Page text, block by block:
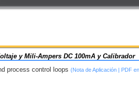
y Mili-Ampers DC 100mA y Calibrador
process control loops (Nota de Aplicación | PDF